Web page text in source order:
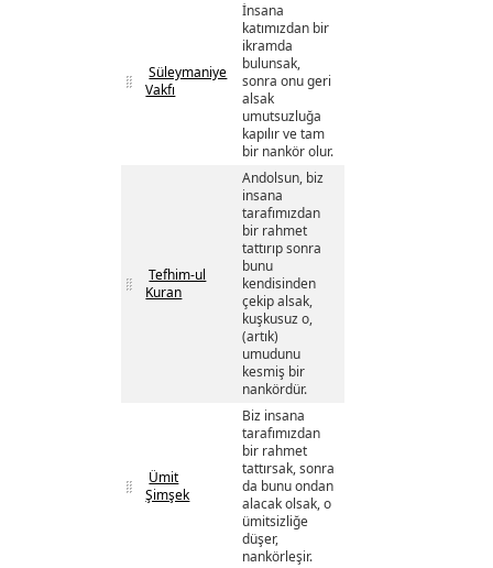
Süleymaniye
Vakfı
İnsana
katımızdan bir
ikramda
bulunsak,
sonra onu geri
alsak
umutsuzluğa
kapılır ve tam
bir nankör olur.
Tefhim-ul
Kuran
Andolsun, biz
insana
tarafımızdan
bir rahmet
tattırıp sonra
bunu
kendisinden
çekip alsak,
kuşkusuz o,
(artık)
umudunu
kesmiş bir
nankördür.
Ümit
Şimşek
Biz insana
tarafımızdan
bir rahmet
tattırsak, sonra
da bunu ondan
alacak olsak, o
ümitsizliğe
düşer,
nankörleşir.